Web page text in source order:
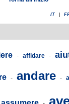
IT
- affidare -
- andare -